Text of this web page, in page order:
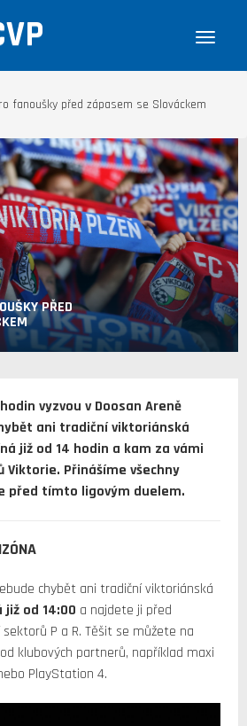
fanoušky před zápasem se Slováckem
PŘED
vyzvou v Doosan Areně
ani tradiční viktoriánská
již od 14 hodin a kam za vámi
Viktorie. Přinášíme všechny
před tímto ligovým duelem.
chybět ani tradiční viktoriánská
již od 14:00 a najdete ji před
P a R. Těšit se můžete na
klubových partnerů, například maxi
PlayStation 4.